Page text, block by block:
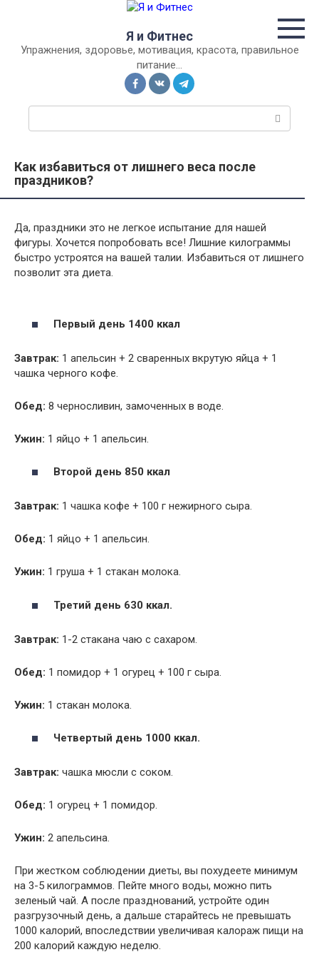
Я и Фитнес
Упражнения, здоровье, мотивация, красота, правильное
питание…
о
к
Как избавиться от лишнего веса после
праздников?
Да, праздники это не легкое испытание для нашей
фигуры. Хочется попробовать все! Лишние килограммы
быстро устроятся на вашей талии. Избавиться от лишнего
позволит эта диета.
Первый день 1400 ккал
Завтрак: 1 апельсин + 2 сваренных вкрутую яйца + 1
чашка черного кофе.
Обед: 8 черносливин, замоченных в воде.
Ужин: 1 яйцо + 1 апельсин.
Второй день 850 ккал
Завтрак: 1 чашка кофе + 100 г нежирного сыра.
Обед: 1 яйцо + 1 апельсин.
Ужин: 1 груша + 1 стакан молока.
Третий день 630 ккал.
Завтрак: 1-2 стакана чаю с сахаром.
Обед: 1 помидор + 1 огурец + 100 г сыра.
Ужин: 1 стакан молока.
Четвертый день 1000 ккал.
Завтрак: чашка мюсли с соком.
Обед: 1 огурец + 1 помидор.
Ужин: 2 апельсина.
При жестком соблюдении диеты, вы похудеете минимум
на 3-5 килограммов. Пейте много воды, можно пить
зеленый чай. А после празднований, устройте один
разгрузочный день, а дальше старайтесь не превышать
1000 калорий, впоследствии увеличивая калораж пищи на
200 калорий каждую неделю.